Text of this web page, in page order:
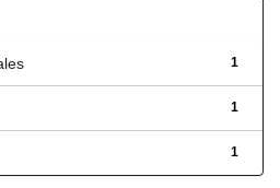
1
1
1